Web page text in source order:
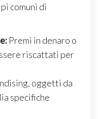
comuni di
Premi in denaro o
riscattati per
oggetti da
specifiche